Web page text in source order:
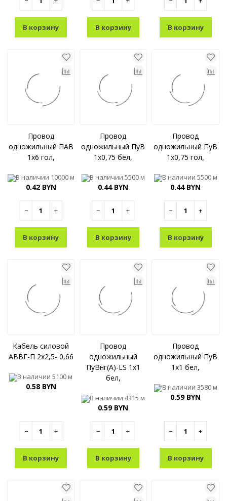
В корзину В корзину В корзину
Провод
одножильный ПАВ
1x6 гол,
В наличии 10000 м
0.42 BYN
− +
В корзину
Провод
одножильный ПуВ
1x0,75 бел,
В наличии 5500 м
0.44 BYN
− +
В корзину
Провод
одножильный ПуВ
1x0,75 гол,
В наличии 5500 м
0.44 BYN
− +
В корзину
Кабель силовой
АВВГ-П 2x2,5- 0,66
В наличии5100 м
0.58 BYN
− +
В корзину
Провод
одножильный
ПуВнг(A)-LS 1x1
бел,
В наличии 4315 м
0.59 BYN
− +
В корзину
Провод
одножильный ПуВ
1x1 бел,
В наличии 3580 м
0.59 BYN
− +
В корзину